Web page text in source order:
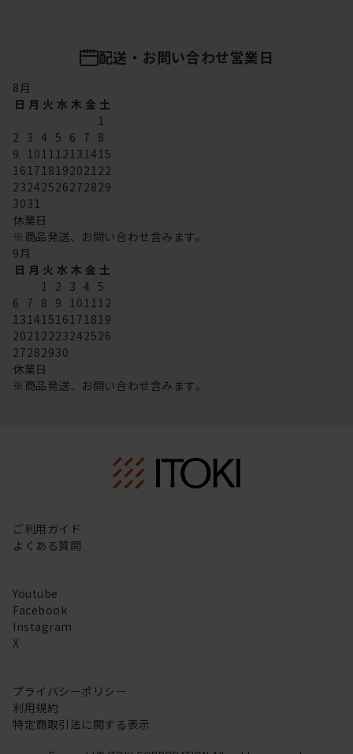
配送・お問い合わせ営業日
8月
日 月 火 水 木 金 土
1
2 3 4 5 6 7 8
9 101112131415
16171819202122
23242526272829
3031
休業日
※商品発送、お問い合わせ含みます。
9月
日 月 火 水 木 金 土
1 2 3 4 5
6 7 8 9 101112
13141516171819
20212223242526
27282930
休業日
※商品発送、お問い合わせ含みます。
ご利用ガイド
よくある質問
Youtube
Facebook
Instagram
X
プライバシーポリシー
利用規約
特定商取引法に関する表示